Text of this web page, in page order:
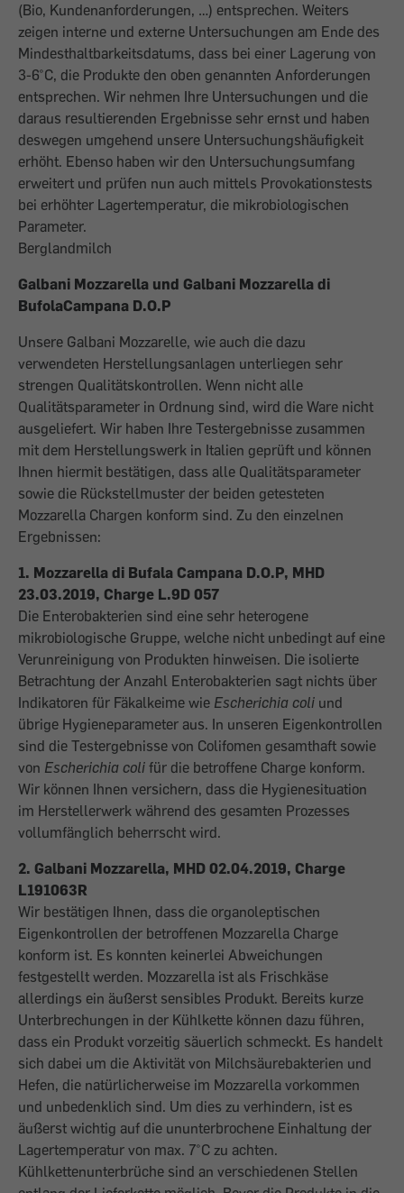
(Bio, Kundenanforderungen, …) entsprechen. Weiters
zeigen interne und externe Untersuchungen am Ende des
Mindesthaltbarkeitsdatums, dass bei einer Lagerung von
3-6°C, die Produkte den oben genannten Anforderungen
entsprechen. Wir nehmen Ihre Untersuchungen und die
daraus resultierenden Ergebnisse sehr ernst und haben
deswegen umgehend unsere Untersuchungshäufigkeit
erhöht. Ebenso haben wir den Untersuchungsumfang
erweitert und prüfen nun auch mittels Provokationstests
bei erhöhter Lagertemperatur, die mikrobiologischen
Parameter.
Berglandmilch
Galbani Mozzarella und Galbani Mozzarella di
BufolaCampana D.O.P
Unsere Galbani Mozzarelle, wie auch die dazu
verwendeten Herstellungsanlagen unterliegen sehr
strengen Qualitätskontrollen. Wenn nicht alle
Qualitätsparameter in Ordnung sind, wird die Ware nicht
ausgeliefert. Wir haben Ihre Testergebnisse zusammen
mit dem Herstellungswerk in Italien geprüft und können
Ihnen hiermit bestätigen, dass alle Qualitätsparameter
sowie die Rückstellmuster der beiden getesteten
Mozzarella Chargen konform sind. Zu den einzelnen
Ergebnissen:
1. Mozzarella di Bufala Campana D.O.P, MHD
23.03.2019, Charge L.9D 057
Die Enterobakterien sind eine sehr heterogene
mikrobiologische Gruppe, welche nicht unbedingt auf eine
Verunreinigung von Produkten hinweisen. Die isolierte
Betrachtung der Anzahl Enterobakterien sagt nichts über
Indikatoren für Fäkalkeime wie Escherichia coli und
übrige Hygieneparameter aus. In unseren Eigenkontrollen
sind die Testergebnisse von Colifomen gesamthaft sowie
von Escherichia coli für die betroffene Charge konform.
Wir können Ihnen versichern, dass die Hygienesituation
im Herstellerwerk während des gesamten Prozesses
vollumfänglich beherrscht wird.
2. Galbani Mozzarella, MHD 02.04.2019, Charge
L191063R
Wir bestätigen Ihnen, dass die organoleptischen
Eigenkontrollen der betroffenen Mozzarella Charge
konform ist. Es konnten keinerlei Abweichungen
festgestellt werden. Mozzarella ist als Frischkäse
allerdings ein äußerst sensibles Produkt. Bereits kurze
Unterbrechungen in der Kühlkette können dazu führen,
dass ein Produkt vorzeitig säuerlich schmeckt. Es handelt
sich dabei um die Aktivität von Milchsäurebakterien und
Hefen, die natürlicherweise im Mozzarella vorkommen
und unbedenklich sind. Um dies zu verhindern, ist es
äußerst wichtig auf die ununterbrochene Einhaltung der
Lagertemperatur von max. 7°C zu achten.
Kühlkettenunterbrüche sind an verschiedenen Stellen